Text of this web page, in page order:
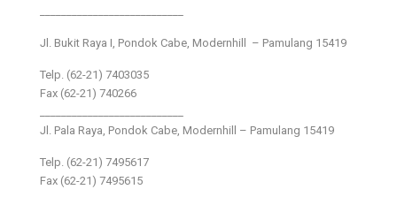
Jl. Bukit Raya I, Pondok Cabe, Modernhill – Pamulang 15419
Telp. (62-21) 7403035
Fax (62-21) 740266
Jl. Pala Raya, Pondok Cabe, Modernhill – Pamulang 15419
Telp. (62-21) 7495617
Fax (62-21) 7495615